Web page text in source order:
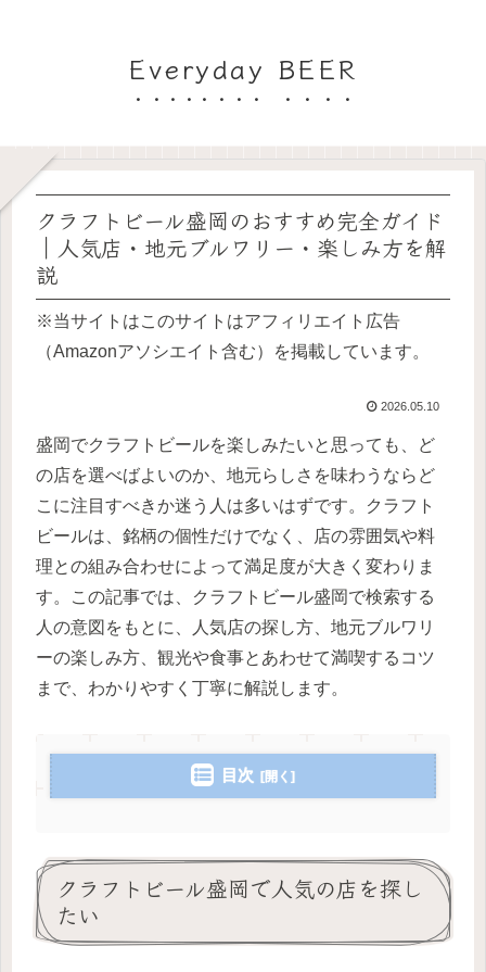
Everyday BEER
クラフトビール盛岡のおすすめ完全ガイド
｜人気店・地元ブルワリー・楽しみ方を解
説
※当サイトはこのサイトはアフィリエイト広告
（Amazonアソシエイト含む）を掲載しています。
2026.05.10
盛岡でクラフトビールを楽しみたいと思っても、ど
の店を選べばよいのか、地元らしさを味わうならど
こに注目すべきか迷う人は多いはずです。クラフト
ビールは、銘柄の個性だけでなく、店の雰囲気や料
理との組み合わせによって満足度が大きく変わりま
す。この記事では、クラフトビール盛岡で検索する
人の意図をもとに、人気店の探し方、地元ブルワリ
ーの楽しみ方、観光や食事とあわせて満喫するコツ
まで、わかりやすく丁寧に解説します。
目次
クラフトビール盛岡で人気の店を探し
たい